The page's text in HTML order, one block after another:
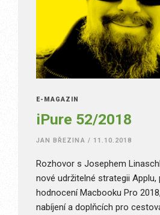
E-MAGAZÍN
iPure 52/2018
JAN BŘEZINA / 11.10.2018
Rozhovor s Josephem
nové udržitelné strategii Applu,
hodnocení Macbooku Pro
nabíjení a doplňcích pro